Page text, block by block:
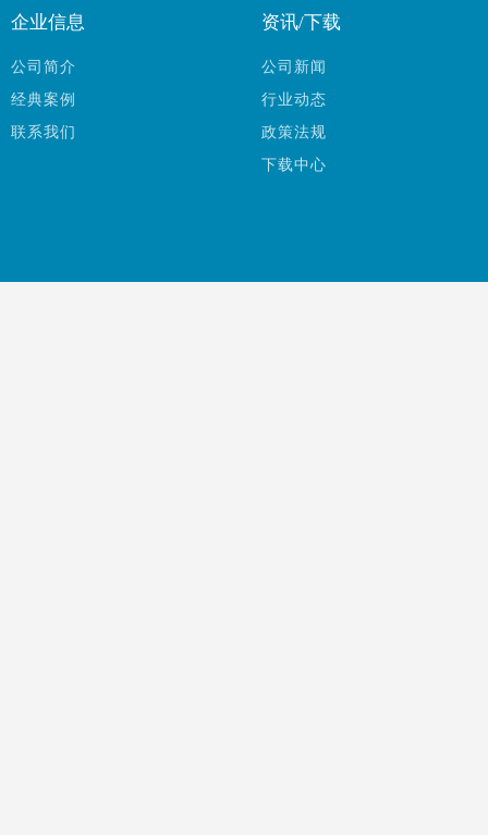
企业信息
公司简介
经典案例
联系我们
资讯/下载
公司新闻
行业动态
政策法规
下载中心